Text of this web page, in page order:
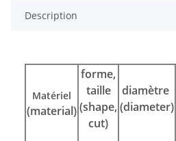
Description
Matériel
(material)
forme,
taille
(shape,
cut)
diamètre
(diameter)